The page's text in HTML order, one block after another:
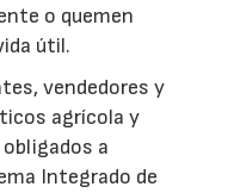
o quemen
útil.
vendedores y
agrícola y
a
Integrado de